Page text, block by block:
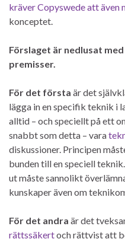
kräver Copyswede att även
konceptet.
Förslaget är nedlusat
premisser.
För det första är det
lägga in en specifik teknik i
alltid – och speciellt på ett
snabbt som detta – vara
diskussioner. Principen
bunden till en speciell
ut måste sannolikt
kunskaper även om
För det andra är det
rättssäkertoch rättvist att